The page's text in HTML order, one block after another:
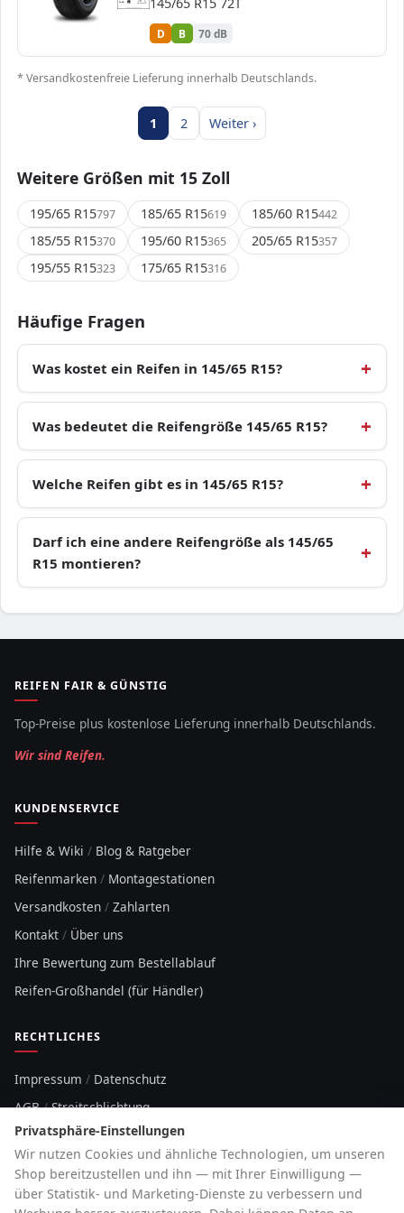
70 dB
D B 70 dB
* Versandkostenfreie Lieferung innerhalb Deutschlands.
1 2 Weiter ›
Weitere Größen mit 15 Zoll
195/65 R15797 185/65 R15619 185/60 R15442
185/55 R15370 195/60 R15365 205/65 R15357
195/55 R15323 175/65 R15316
Häufige Fragen
Was kostet ein Reifen in 145/65 R15?
Was bedeutet die Reifengröße 145/65 R15?
Welche Reifen gibt es in 145/65 R15?
Darf ich eine andere Reifengröße als 145/65
R15 montieren?
REIFEN FAIR & GÜNSTIG
Top-Preise plus kostenlose Lieferung innerhalb Deutschlands.
Wir sind Reifen.
KUNDENSERVICE
Hilfe & Wiki / Blog & Ratgeber
Reifenmarken / Montagestationen
Versandkosten / Zahlarten
Kontakt / Über uns
Ihre Bewertung zum Bestellablauf
Reifen-Großhandel (für Händler)
RECHTLICHES
Impressum / Datenschutz
AGB/Streitschlichtung
Sitemap
Cookie-Hinweis
HOTLINE
Privatsphäre-Einstellungen
Wir nutzen Cookies und ähnliche Technologien, um unseren
Shop bereitzustellen und ihn — mit Ihrer Einwilligung —
über Statistik- und Marketing-Dienste zu verbessern und